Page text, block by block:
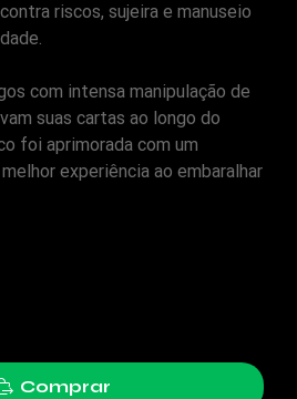
riscos, sujeira e manuseio
com intensa manipulação de
suas cartas ao longo do
foi aprimorada com um
experiência ao embaralhar
Comprar